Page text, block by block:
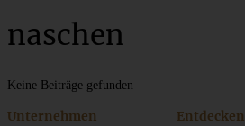
naschen
Keine Beiträge gefunden
Unternehmen Entdecken